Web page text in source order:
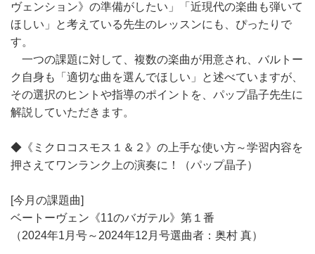
ヴェンション》の準備がしたい」「近現代の楽曲も弾いて
ほしい」と考えている先生のレッスンにも、ぴったりで
す。
一つの課題に対して、複数の楽曲が用意され、バルトー
ク自身も「適切な曲を選んでほしい」と述べていますが、
その選択のヒントや指導のポイントを、パップ晶子先生に
解説していただきます。
◆《ミクロコスモス１＆２》の上手な使い方～学習内容を
押さえてワンランク上の演奏に！（パップ晶子）
[今月の課題曲]
ベートーヴェン《11のバガテル》第１番
（2024年1月号～2024年12月号選曲者：奥村 真）